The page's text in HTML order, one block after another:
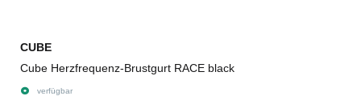
CUBE
Cube Herzfrequenz-Brustgurt RACE black
verfügbar